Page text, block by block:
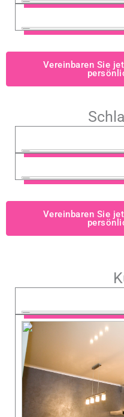
Vereinbaren Sie
Vereinbaren Sie